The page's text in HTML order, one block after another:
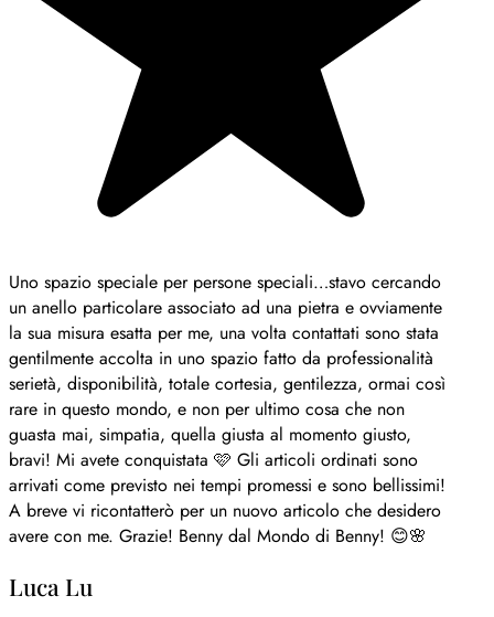
Uno spazio speciale per persone speciali…stavo cercando
un anello particolare associato ad una pietra e ovviamente
la sua misura esatta per me, una volta contattati sono stata
gentilmente accolta in uno spazio fatto da professionalità
serietà, disponibilità, totale cortesia, gentilezza, ormai così
rare in questo mondo, e non per ultimo cosa che non
guasta mai, simpatia, quella giusta al momento giusto,
bravi! Mi avete conquistata 🩷 Gli articoli ordinati sono
arrivati come previsto nei tempi promessi e sono bellissimi!
A breve vi ricontatterò per un nuovo articolo che desidero
avere con me. Grazie! Benny dal Mondo di Benny! 😊🌸
Luca Lu